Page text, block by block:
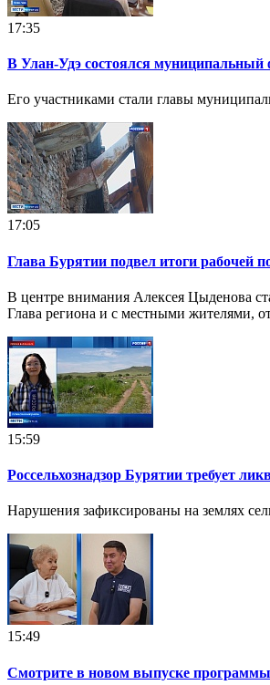
17:35
В Улан-Удэ состоялся муниципальный
Его участниками стали главы
17:05
Глава Бурятии подвел итоги рабочей
В центре внимания Алексея Цыденова
Глава региона и с местными жителями,
15:59
Россельхознадзор Бурятии требует
Нарушения зафиксированы на землях
15:49
Смотрите в новом выпуске